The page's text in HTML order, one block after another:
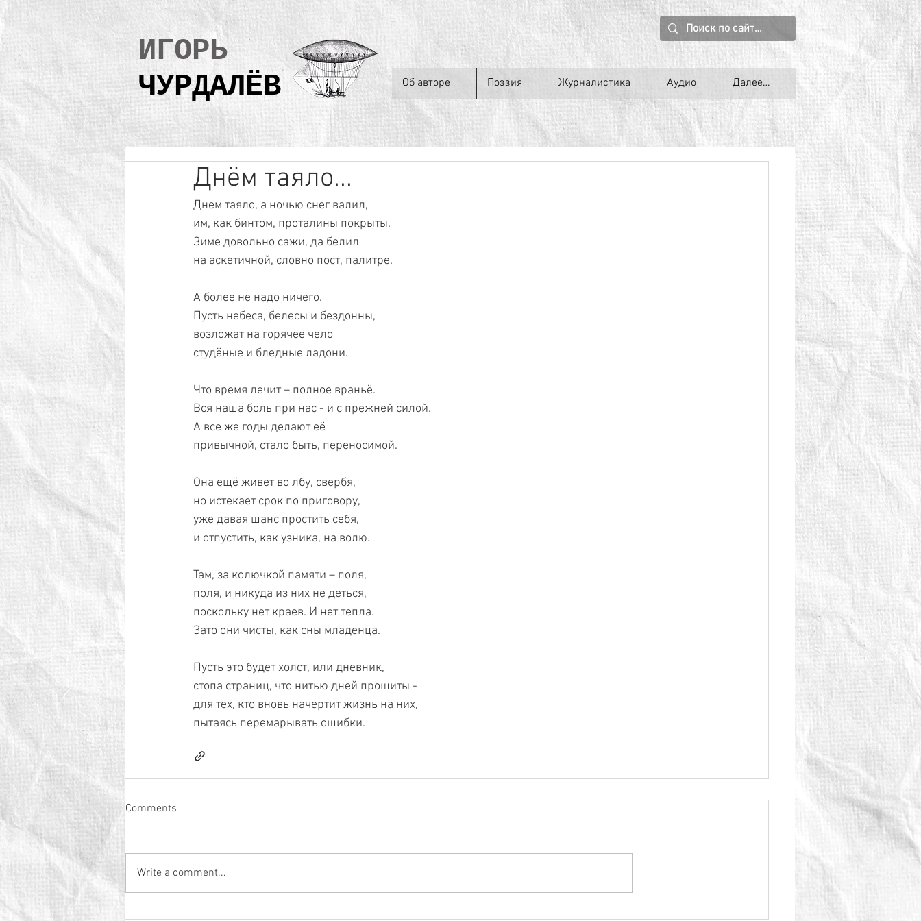
ИГОРЬ
ЧУРДАЛЁВ
Об авторе Поэзия Журналистика Аудио Далее…
Днём таяло...
Днем таяло, а ночью снег валил,
им, как бинтом, проталины покрыты.
Зиме довольно сажи, да белил
на аскетичной, словно пост, палитре.
А более не надо ничего.
Пусть небеса, белесы и бездонны,
возложат на горячее чело
студёные и бледные ладони.
Что время лечит – полное враньё.
Вся наша боль при нас - и с прежней силой.
А все же годы делают её
привычной, стало быть, переносимой.
Она ещё живет во лбу, свербя,
но истекает срок по приговору,
уже давая шанс простить себя,
и отпустить, как узника, на волю.
Там, за колючкой памяти – поля,
поля, и никуда из них не деться,
поскольку нет краев. И нет тепла.
Зато они чисты, как сны младенца.
Пусть это будет холст, или дневник,
стопа страниц, что нитью дней прошиты -
для тех, кто вновь начертит жизнь на них,
пытаясь перемарывать ошибки.
Comments
Write a comment...